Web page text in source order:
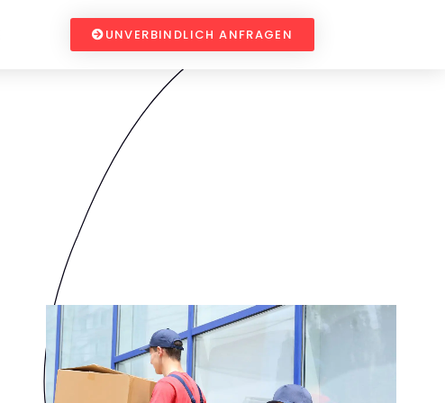
UNVERBINDLICH ANFRAGEN